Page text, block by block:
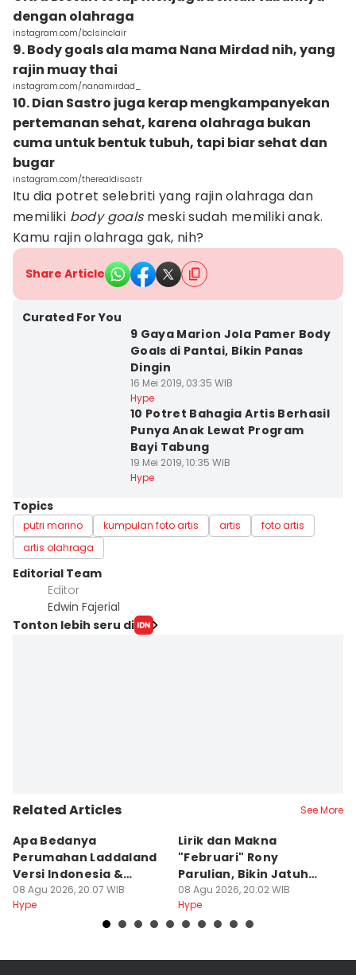
dengan olahraga
instagram.com/bclsinclair
9. Body goals ala mama Nana Mirdad nih, yang
rajin muay thai
instagram.com/nanamirdad_
10. Dian Sastro juga kerap mengkampanyekan
pertemanan sehat, karena olahraga bukan
cuma untuk bentuk tubuh, tapi biar sehat dan
bugar
instagram.com/therealdisastr
Itu dia potret selebriti yang rajin olahraga dan
memiliki body goalsmeski sudah memiliki anak.
Kamu rajin olahraga gak, nih?
Share Article
Curated For You
9 Gaya Marion Jola Pamer Body
Goals di Pantai, Bikin Panas
Dingin
16 Mei 2019, 03:35 WIB
Hype
10 Potret Bahagia Artis Berhasil
Punya Anak Lewat Program
Bayi Tabung
19 Mei 2019, 10:35 WIB
Hype
Topics
putri marino kumpulan foto artis artis
foto artis
artis olahraga
Editorial Team
Editor
Edwin Fajerial
Tonton lebih seru di
Related Articles See More
Apa Bedanya
Perumahan Laddaland
Versi Indonesia &
Thailand?
08 Agu 2026, 20:07 WIB
Hype
Lirik dan Makna
"Februari" Rony
Parulian, Bikin Jatuh
Cinta?
08 Agu 2026, 20:02 WIB
Hype